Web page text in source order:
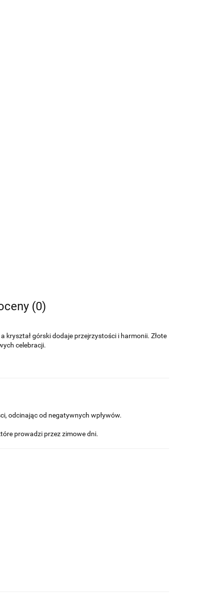
(0)
kryształ górski dodaje przejrzystości i harmonii. Złote
celebracji.
odcinając od negatywnych wpływów.
prowadzi przez zimowe dni.